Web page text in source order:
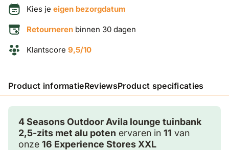
Kies je eigen bezorgdatum
Retourneren binnen 30 dagen
Klantscore 9,5/10
Product informatieReviewsProduct specificaties
4 Seasons Outdoor Avila lounge tuinbank
2,5-zits met alu poten ervaren in 11 van
onze 16 Experience Stores XXL